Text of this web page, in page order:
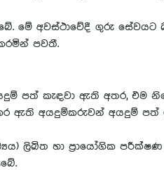
මේ අවස්ථාවේදී ගුරු
පවතී.
පත් කැඳවා ඇති අතර,
අයදුම්කරුවන් අයදුම් පත්
ලිඛිත හා ප්‍රායෝගික